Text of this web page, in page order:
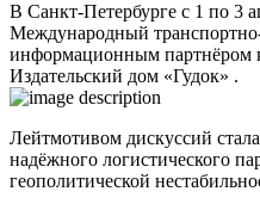
В Санкт-Петербурге с 1 по 3
Международный
информационным партнёром
Издательский дом «Гудок» .
Лейтмотивом дискуссий
надёжного логистического
геополитической